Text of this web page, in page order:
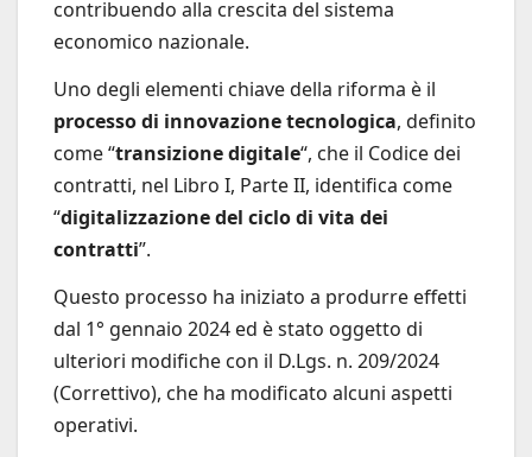
contribuendo alla crescita del sistema
economico nazionale.
Uno degli elementi chiave della riforma è il
processo di innovazione tecnologica, definito
come “transizione digitale“, che il Codice dei
contratti, nel Libro I, Parte II, identifica come
“digitalizzazione del ciclo di vita dei
contratti”.
Questo processo ha iniziato a produrre effetti
dal 1° gennaio 2024 ed è stato oggetto di
ulteriori modifiche con il D.Lgs. n. 209/2024
(Correttivo), che ha modificato alcuni aspetti
operativi.